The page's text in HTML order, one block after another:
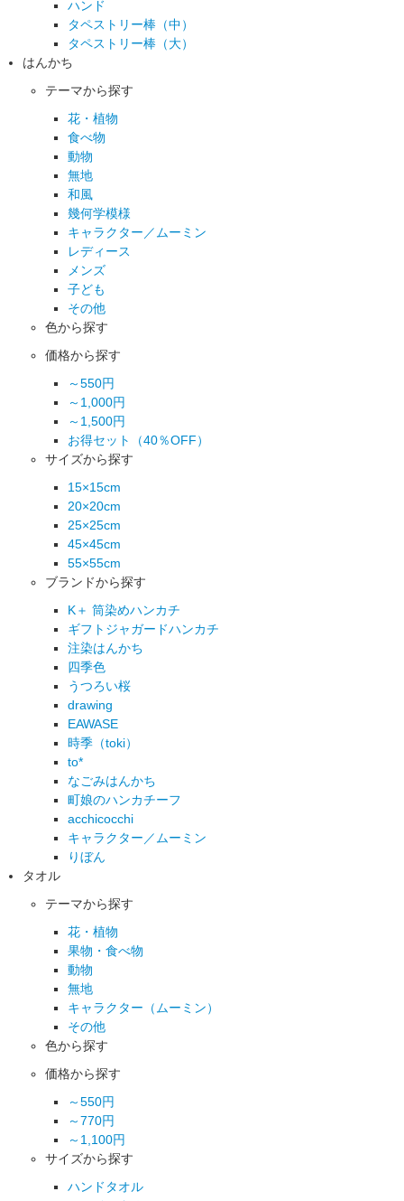
ハンド
タペストリー棒（中）
タペストリー棒（大）
はんかち
テーマから探す
花・植物
食べ物
動物
無地
和風
幾何学模様
キャラクター／ムーミン
レディース
メンズ
子ども
その他
色から探す
価格から探す
～550円
～1,000円
～1,500円
お得セット（40％OFF）
サイズから探す
15×15cm
20×20cm
25×25cm
45×45cm
55×55cm
ブランドから探す
K＋ 筒染めハンカチ
ギフトジャガードハンカチ
注染はんかち
四季色
うつろい桜
drawing
EAWASE
時季（toki）
to*
なごみはんかち
町娘のハンカチーフ
acchicocchi
キャラクター／ムーミン
りぼん
タオル
テーマから探す
花・植物
果物・食べ物
動物
無地
キャラクター（ムーミン）
その他
色から探す
価格から探す
～550円
～770円
～1,100円
サイズから探す
ハンドタオル